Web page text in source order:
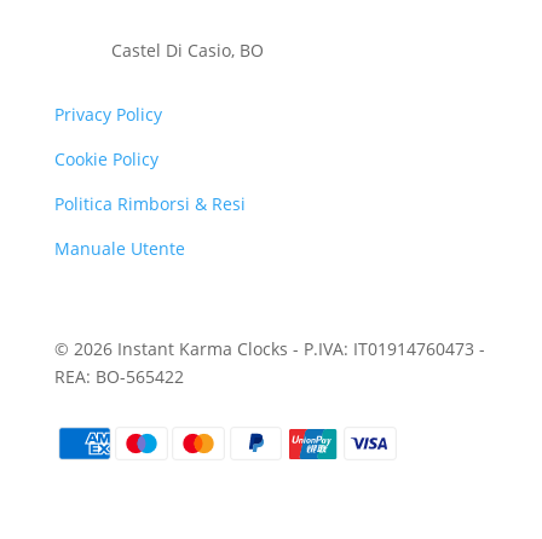
Castel Di Casio, BO
Privacy Policy
Cookie Policy
Politica Rimborsi & Resi
Manuale Utente
© 2026 Instant Karma Clocks - P.IVA: IT01914760473 -
REA: BO-565422